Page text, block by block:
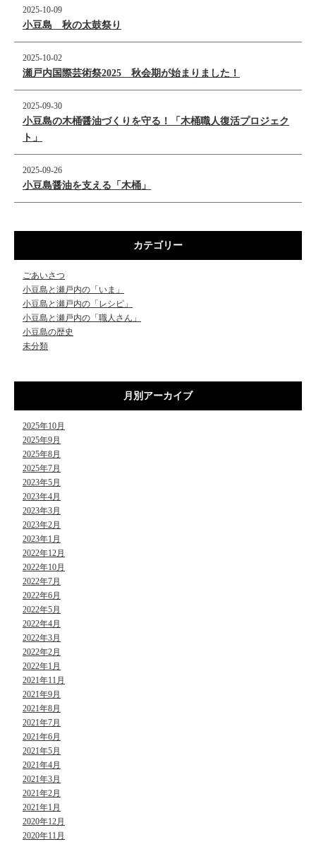
2025-10-09
小豆島 秋の太鼓祭り
2025-10-02
瀬戸内国際芸術祭2025 秋会期が始まりました！
2025-09-30
小豆島の木桶醤油づくりを守る！「木桶職人復活プロジェク
ト」
2025-09-26
小豆島醤油を支える「木桶」
カテゴリー
ごあいさつ
小豆島と瀬戸内の「いま」
小豆島と瀬戸内の「レシピ」
小豆島と瀬戸内の「職人さん」
小豆島の歴史
未分類
月別アーカイブ
2025年10月
2025年9月
2025年8月
2025年7月
2023年5月
2023年4月
2023年3月
2023年2月
2023年1月
2022年12月
2022年10月
2022年7月
2022年6月
2022年5月
2022年4月
2022年3月
2022年2月
2022年1月
2021年11月
2021年9月
2021年8月
2021年7月
2021年6月
2021年5月
2021年4月
2021年3月
2021年2月
2021年1月
2020年12月
2020年11月